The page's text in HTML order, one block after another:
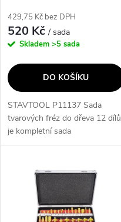
o
d
u
k
t
o
d
u
k
t
429,75 Kč bez DPH
520 Kč/ sada
Skladem >5 sada
DO KOŠÍKU
STAVTOOL P11137 Sada
tvarových fréz do dřeva 12 dílů
je kompletní sada
tvrdokovových fréz, které jsou
frézy disponují kvalitními SK
plátky pro...